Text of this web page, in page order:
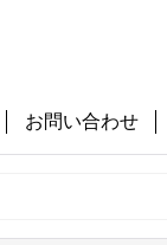
お問い合わせ